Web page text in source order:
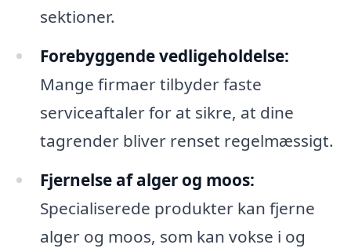
sektioner.
Forebyggende vedligeholdelse:
Mange firmaer tilbyder faste
serviceaftaler for at sikre, at dine
tagrender bliver renset regelmæssigt.
Fjernelse af alger og moos:
Specialiserede produkter kan fjerne
alger og moos, som kan vokse i og